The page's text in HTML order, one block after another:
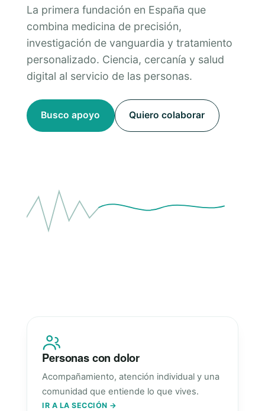
La primera fundación en España que
combina medicina de precisión,
investigación de vanguardia y tratamiento
personalizado. Ciencia, cercanía y salud
digital al servicio de las personas.
Busco apoyo Quiero colaborar
Personas con dolor
Acompañamiento, atención individual y una
comunidad que entiende lo que vives.
IR A LA SECCIÓN →